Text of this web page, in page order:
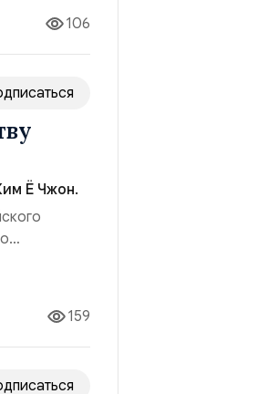
106
Ё Чжон.
вопрос
159